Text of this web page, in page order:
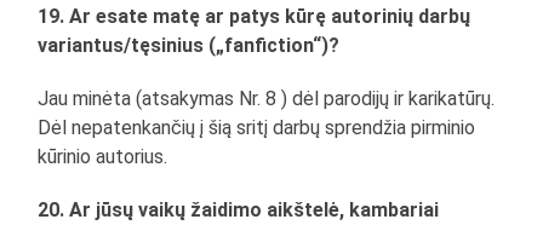
19. Ar esate matę ar patys kūrę autorinių darbų
variantus/tęsinius („fanfiction“)?
Jau minėta (atsakymas Nr. 8 ) dėl parodijų ir karikatūrų.
Dėl nepatenkančių į šią sritį darbų sprendžia pirminio
kūrinio autorius.
20. Ar jūsų vaikų žaidimo aikštelė, kambariai